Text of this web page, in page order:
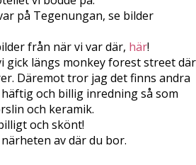
på Tegenungan, se bilder
från när vi var där, här!
gick längs monkey forest street där
Däremot tror jag det finns andra
och billig inredning så som
och keramik.
och skönt!
av där du bor.